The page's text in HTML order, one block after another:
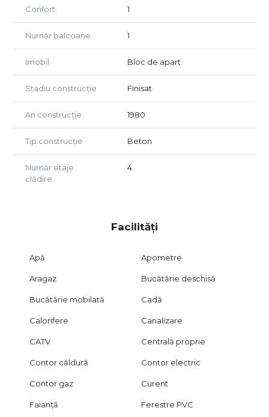
Confort 1
Număr balcoane 1
Imobil Bloc de apart.
Stadiu construcție Finisat
An construcție 1980
Tip construcție Beton
Număr etaje
clădire
4
Facilități
Apă Apometre
Aragaz Bucătărie deschisă
Bucătărie mobilată Cadă
Calorifere Canalizare
CATV Centrală proprie
Contor căldură Contor electric
Contor gaz Curent
Faianță Ferestre PVC